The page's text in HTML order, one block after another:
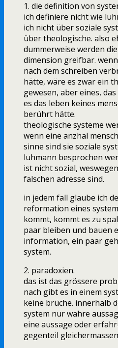
1. die definition von
ich definiere nicht wie
ich nicht über soziale
über theologische. also
dummerweise werden
dimension greifbar.
nach dem schreiben
hätte, wäre es zwar ein
gewesen, aber eines,
es das leben keines
berührt hätte.
theologische systeme
wenn eine anzhal
sinne sind sie soziale
luhmann besprochen
ist nicht sozial,
falschen adresse sind.
in jedem fall glaube ich
reformation eines
kommt, kommt es zu
paar bleiben und bauen
information, ein paar
system.
2. paradoxien.
das ist das grössere
nach gibt es in einem
keine brüche. innerhalb
system nur wahre
eine aussage oder
gegenteil